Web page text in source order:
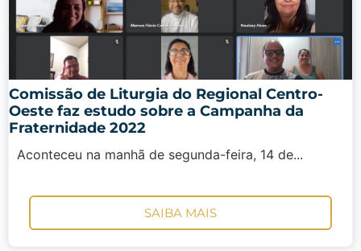
Comissão de Liturgia do Regional Centro-
Oeste faz estudo sobre a Campanha da
Fraternidade 2022
Aconteceu na manhã de segunda-feira, 14 de...
SAIBA MAIS